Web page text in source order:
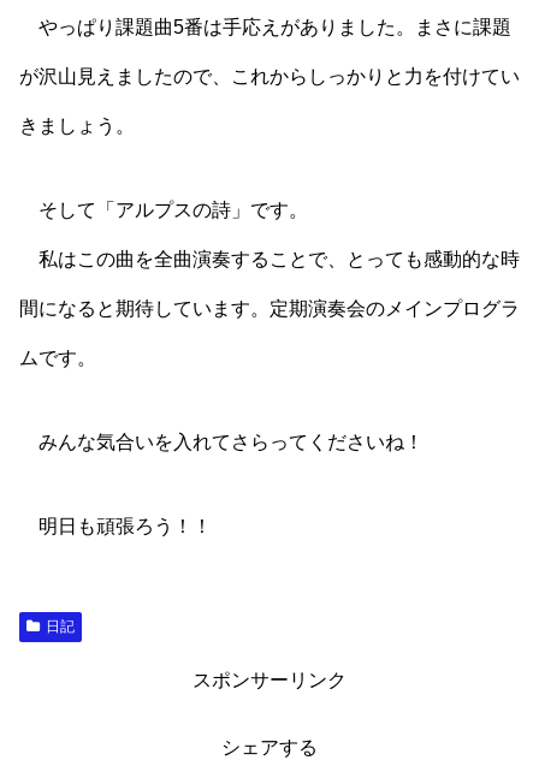
やっぱり課題曲5番は手応えがありました。まさに課題
が沢山見えましたので、これからしっかりと力を付けてい
きましょう。
そして「アルプスの詩」です。
私はこの曲を全曲演奏することで、とっても感動的な時
間になると期待しています。定期演奏会のメインプログラ
ムです。
みんな気合いを入れてさらってくださいね！
明日も頑張ろう！！
日記
スポンサーリンク
シェアする